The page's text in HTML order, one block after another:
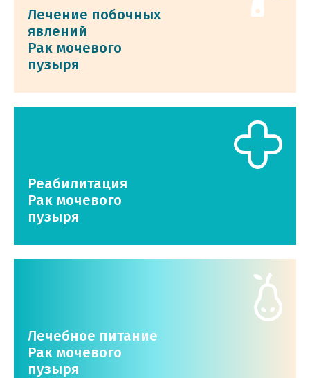
Лечение побочных
явлений
Рак мочевого
пузыря
Реабилитация
Рак мочевого
пузыря
Лечебное питание
Рак мочевого
пузыря